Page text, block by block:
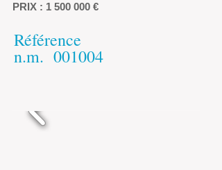
PRIX : 1 500 000 €
Référence
n.m. 001004